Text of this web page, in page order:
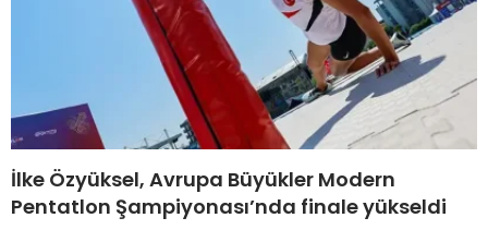
İlke Özyüksel, Avrupa Büyükler Modern
Pentatlon Şampiyonası’nda finale yükseldi